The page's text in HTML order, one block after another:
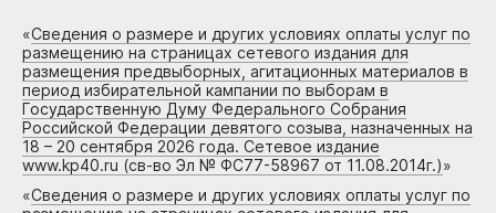
«Сведения о размере и других условиях оплаты услуг по
размещению на страницах сетевого издания для
размещения предвыборных, агитационных материалов в
период избирательной кампании по выборам в
Государственную Думу Федерального Собрания
Российской Федерации девятого созыва, назначенных на
18 – 20 сентября 2026 года. Сетевое издание
www.kp40.ru (св-во Эл № ФС77-58967 от 11.08.2014г.)»
«Сведения о размере и других условиях оплаты услуг по